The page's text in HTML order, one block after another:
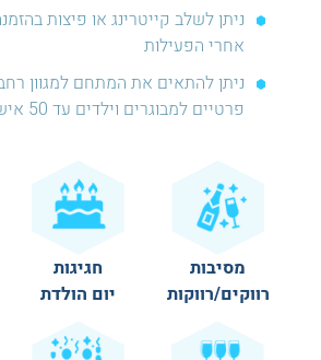
ניתן לשלב קייטרינג או פיצות
אחרי הפעילות
ניתן להתאים את המתחם למגוון
פרטיים למבוגרים וילדים עד 50 איש כגון:
מסיבות
רווקים/רווקות
חגיגות
יום הולדת